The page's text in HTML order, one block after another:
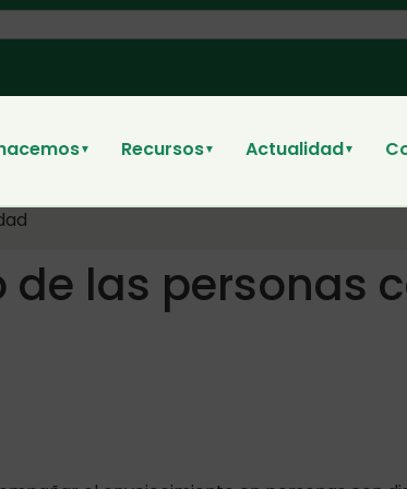
▼ Recursos▼ Actualidad▼
las personas